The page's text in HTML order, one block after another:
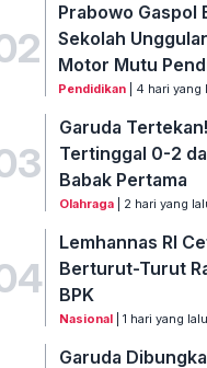
Prabowo Gaspol
Sekolah
Motor Mutu
Pendidikan | 4 hari yang
Garuda
Tertinggal 0-2
Babak Pertama
Olahraga| 2 hari yang
Lemhannas RI
Berturut-Turut
BPK
Nasional| 1 hari yang lalu
Garuda